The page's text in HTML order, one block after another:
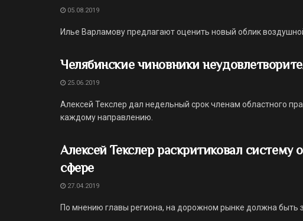
05.08.2019
Илье Варламову предлагают оценить новый облик
Челябинские чиновники
25.06.2019
Алексей Текслер дал недельный срок членам областного
каждому направлению.
Алексей Текслер раскритиковал
сфере
27.04.2019
По мнению главы региона, на дорожном рынке должна быть